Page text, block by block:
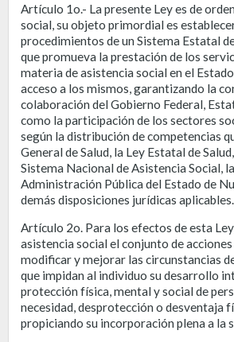
Artículo 1o.- La presente Ley es de
social, su objeto primordial es
procedimientos de un Sistema Estatal
que promueva la prestación de los
materia de asistencia social en el
acceso a los mismos, garantizando la
colaboración del Gobierno Federal,
como la participación de los sectores
según la distribución de competencias
General de Salud, la Ley Estatal de
Sistema Nacional de Asistencia Social,
Administración Pública del Estado de
demás disposiciones jurídicas aplicables.
Artículo 2o. Para los efectos de esta
asistencia social el conjunto de
modificar y mejorar las circunstancias
que impidan al individuo su desarrollo
protección física, mental y social de
necesidad, desprotección o desventaja
propiciando su incorporación plena a la